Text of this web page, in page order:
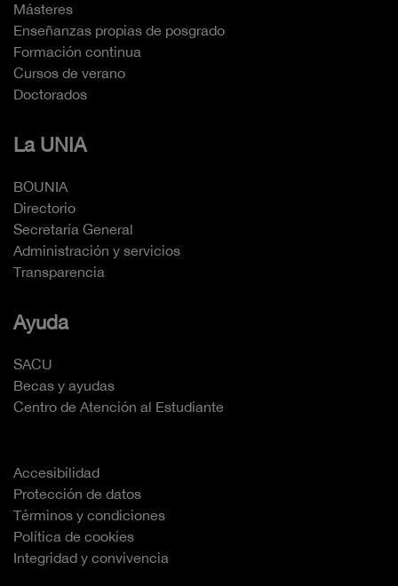
Másteres
Enseñanzas propias de posgrado
Formación continua
Cursos de verano
Doctorados
La UNIA
BOUNIA
Directorio
Secretaría General
Administración y servicios
Transparencia
Ayuda
SACU
Becas y ayudas
Centro de Atención al Estudiante
Accesibilidad
Protección de datos
Términos y condiciones
Política de cookies
Integridad y convivencia